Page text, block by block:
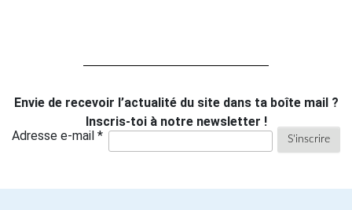
Envie de recevoir l’actualité du site dans ta boîte mail ?
Inscris-toi à notre newsletter !
Adresse e-mail *